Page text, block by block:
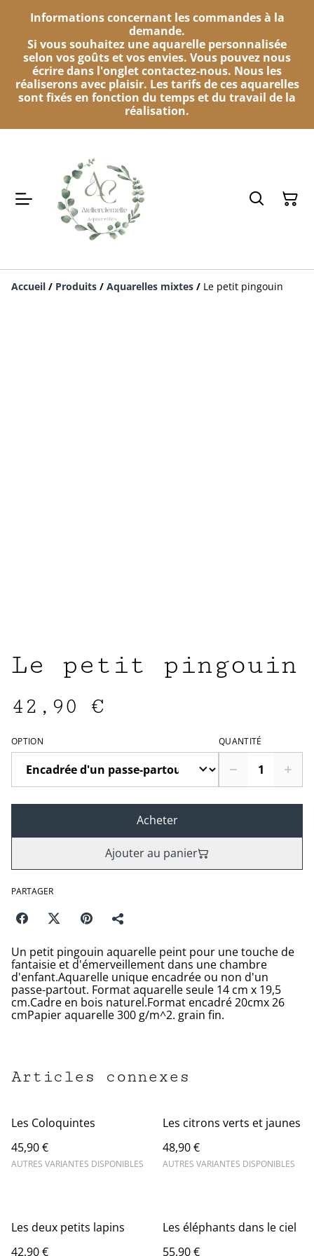
Informations concernant les commandes à la
demande.
Si vous souhaitez une aquarelle personnalisée
selon vos goûts et vos envies. Vous pouvez nous
écrire dans l'onglet contactez-nous. Nous les
réaliserons avec plaisir. Les tarifs de ces aquarelles
sont fixés en fonction du temps et du travail de la
réalisation.
Accueil / Produits / Aquarelles mixtes / Le petit pingouin
Le petit pingouin
42,90 €
OPTION QUANTITÉ
Acheter
Ajouter au panier
PARTAGER
Un petit pingouin aquarelle peint pour une touche de
fantaisie et d'émerveillement dans une chambre
d'enfant.Aquarelle unique encadrée ou non d'un
passe-partout. Format aquarelle seule 14 cm x 19,5
cm.Cadre en bois naturel.Format encadré 20cmx 26
cmPapier aquarelle 300 g/m^2. grain fin.
Articles connexes
Les Coloquintes
45,90 €
AUTRES VARIANTES DISPONIBLES
Les citrons verts et jaunes
48,90 €
AUTRES VARIANTES DISPONIBLES
Les deux petits lapins
42,90 €
Les éléphants dans le ciel
55,90 €